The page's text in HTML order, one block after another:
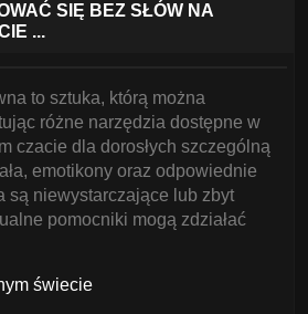
SIĘ BEZ SŁÓW NA
...
to sztuka, którą można
różne narzędzia dostępne w
czacie dla dorosłych szczególną
emotikony oraz odpowiednie
są niewystarczające lub zbyt
pomocniki mogą zdziałać
świecie